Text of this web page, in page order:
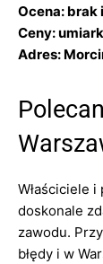
Ocena:
Ceny:
Adres:
Właściciele
doskonale
zawodu.
błędy i w